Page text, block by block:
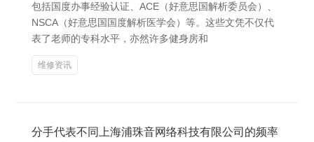
包括国度办事经验认证、ACE（好意思国解析委员会）、
NSCA（好意思国国度解析医学会）等。这些文凭不仅代
表了老师的专科水平，亦然许多健身房和
维修资讯
分手代表不同上海浦珠音网络科技有限公司的频率